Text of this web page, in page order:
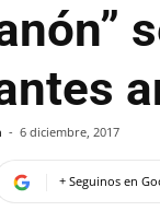
- 6 diciembre, 2017
+ Seguinos en